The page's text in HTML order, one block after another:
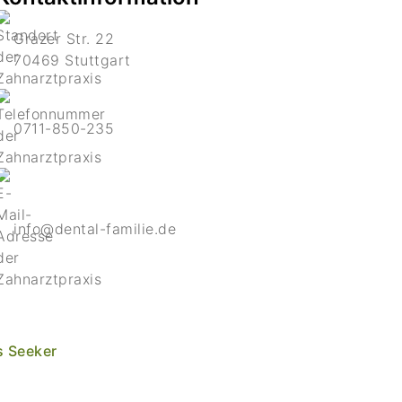
Grazer Str. 22
70469 Stuttgart
0711-850-235
info@dental-familie.de
Seeker